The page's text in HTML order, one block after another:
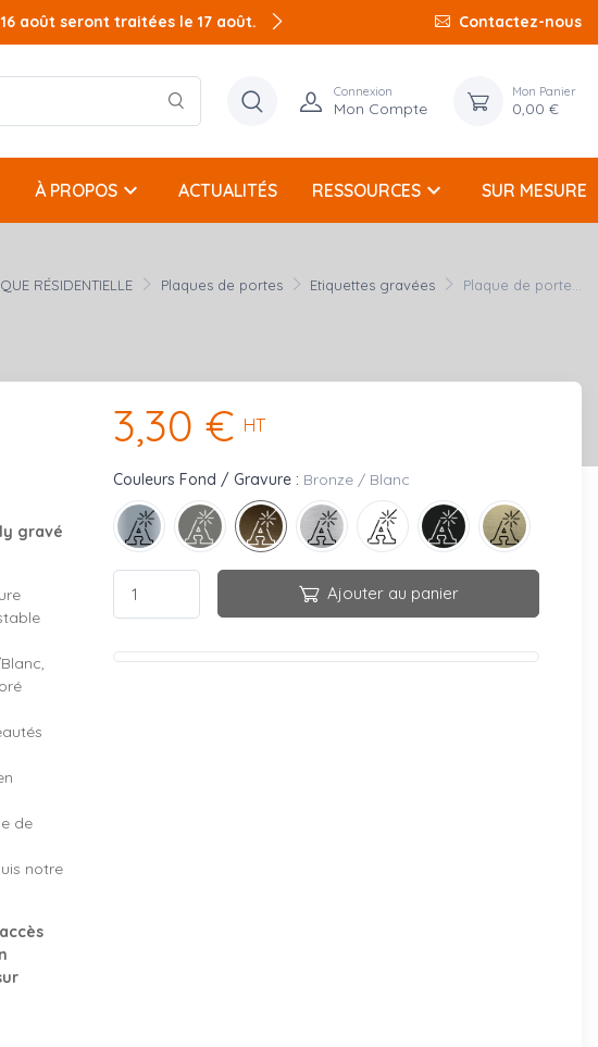
16 août seront traitées le 17 août. Contactez-nous
Connexion
Mon Compte
Mon Panier
0,00 €
À PROPOS keyboard_arrow_down ACTUALITÉS RESSOURCES keyboard_arrow_down SUR MESURE
RÉSIDENTIELLE Plaques de portes Etiquettes gravées Plaque de porte...
gravé
de
notre
3,30 € HT
Couleurs Fond / Gravure : Bronze / Blanc
Ajouter au panier